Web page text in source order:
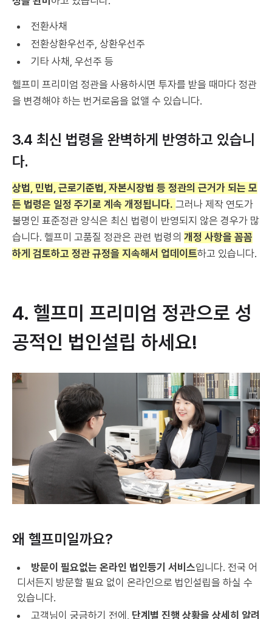
전환사채
전환상환우선주, 상환우선주
기타 사채, 우선주 등
헬프미 프리미엄 정관을 사용하시면 투자를 받을 때마다 정관
을 변경해야 하는 번거로움을 없앨 수 있습니다.
3.4 최신 법령을 완벽하게 반영하고 있습니
다.
상법, 민법, 근로기준법, 자본시장법 등 정관의 근거가 되는 모
든 법령은 일정 주기로 계속 개정됩니다. 그러나 제작 연도가
불명인 표준정관 양식은 최신 법령이 반영되지 않은 경우가 많
습니다. 헬프미 고품질 정관은 관련 법령의 개정 사항을 꼼꼼
하게 검토하고 정관 규정을 지속해서 업데이트하고 있습니다.
4. 헬프미 프리미엄 정관으로 성
공적인 법인설립 하세요!
왜 헬프미일까요?
방문이 필요없는 온라인 법인등기 서비스입니다. 전국 어
디서든지 방문할 필요 없이 온라인으로 법인설립을 하실 수
있습니다.
고객님이 궁금하기 전에, 단계별 진행 상황을 상세히 알려